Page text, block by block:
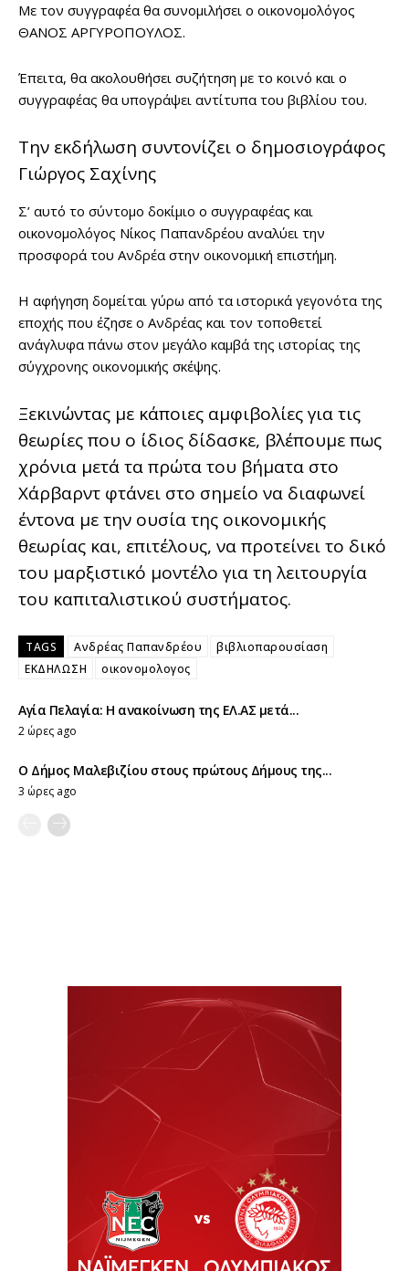
Με τον συγγραφέα θα συνομιλήσει ο οικονομολόγος
ΘΑΝΟΣ ΑΡΓΥΡΟΠΟΥΛΟΣ.
Έπειτα, θα ακολουθήσει συζήτηση με το κοινό και ο
συγγραφέας θα υπογράψει αντίτυπα του βιβλίου του.
Την εκδήλωση συντονίζει ο δημοσιογράφος
Γιώργος Σαχίνης
Σ’ αυτό το σύντομο δοκίμιο ο συγγραφέας και
οικονομολόγος Νίκος Παπανδρέου αναλύει την
προσφορά του Ανδρέα στην οικονομική επιστήμη.
Η αφήγηση δομείται γύρω από τα ιστορικά γεγονότα της
εποχής που έζησε ο Ανδρέας και τον τοποθετεί
ανάγλυφα πάνω στον μεγάλο καμβά της ιστορίας της
σύγχρονης οικονομικής σκέψης.
Ξεκινώντας με κάποιες αμφιβολίες για τις
θεωρίες που ο ίδιος δίδασκε, βλέπουμε πως
χρόνια μετά τα πρώτα του βήματα στο
Χάρβαρντ φτάνει στο σημείο να διαφωνεί
έντονα με την ουσία της οικονομικής
θεωρίας και, επιτέλους, να προτείνει το δικό
του μαρξιστικό μοντέλο για τη λειτουργία
του καπιταλιστικού συστήματος.
TAGS Ανδρέας Παπανδρέου
βιβλιοπαρουσίαση
ΕΚΔΗΛΩΣΗ
οικονομολογος
Αγία Πελαγία: Η ανακοίνωση της ΕΛ.ΑΣ μετά...
2 ώρες ago
Ο Δήμος Μαλεβιζίου στους πρώτους Δήμους της...
3 ώρες ago